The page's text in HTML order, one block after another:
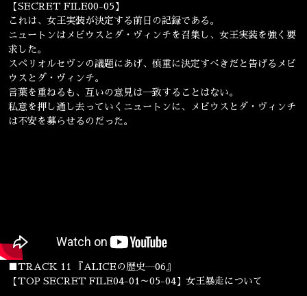
【SECRET FILE00-05】
これは、女王実装が決定する前日の記録である。
ニュートンはメビウスとダ・ヴィンチを召集し、女王実装を強く要
求した。
スペリオルセヴンの議題にあげ、慎重に決定すべきだと告げるメビ
ウスとダ・ヴィンチ。
言葉を重ねるも、互いの意見は一致することはない。
私意を押し通し去っていくニュートンに、メビウスとダ・ヴィンチ
は不安を募らせるのだった。
■TRACK 11 『ALICEの歴史―06』
【TOP SECRET FILE04-01～05-04】女王暴走について